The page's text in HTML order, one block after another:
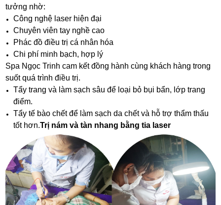
tưởng nhờ:
Công nghệ laser hiện đại
Chuyên viên tay nghề cao
Phác đồ điều trị cá nhân hóa
Chi phí minh bạch, hợp lý
Spa Ngọc Trinh cam kết đồng hành cùng khách hàng trong
suốt quá trình điều trị.
Tẩy trang và làm sạch sâu để loại bỏ bụi bẩn, lớp trang
điểm.
Tẩy tế bào chết để làm sạch da chết và hỗ trợ thẩm thấu
tốt hơn.Trị nám và tàn nhang bằng tia laser